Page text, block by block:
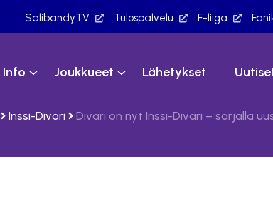
SalibandyTV Tulospalvelu F-liiga
Info Joukkueet Lähetykset
Inssi-Divari Divari on nyt Inssi-Divari – sarjalla